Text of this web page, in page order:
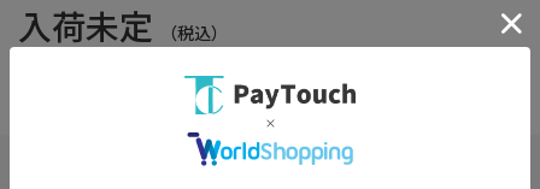
入荷未定 （税込）